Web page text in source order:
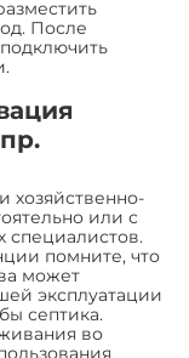
После
хозяйственно-
или с
специалистов.
помните, что
может
эксплуатации
септика.
во